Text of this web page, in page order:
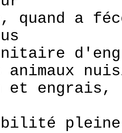
a
animaux
engrais,